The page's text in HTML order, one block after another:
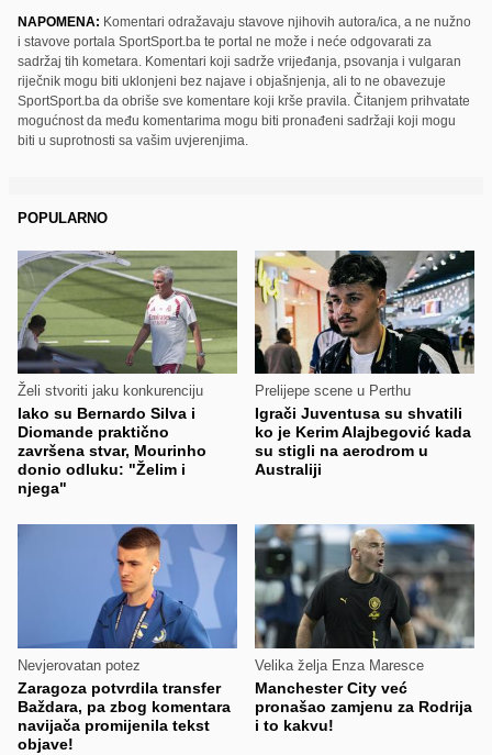
NAPOMENA: Komentari odražavaju stavove njihovih autora/ica, a ne nužno
i stavove portala SportSport.ba te portal ne može i neće odgovarati za
sadržaj tih kometara. Komentari koji sadrže vrijeđanja, psovanja i vulgaran
riječnik mogu biti uklonjeni bez najave i objašnjenja, ali to ne obavezuje
SportSport.ba da obriše sve komentare koji krše pravila. Čitanjem prihvatate
mogućnost da među komentarima mogu biti pronađeni sadržaji koji mogu
biti u suprotnosti sa vašim uvjerenjima.
POPULARNO
Želi stvoriti jaku konkurenciju
Iako su Bernardo Silva i
Diomande praktično
završena stvar, Mourinho
donio odluku: "Želim i
njega"
Prelijepe scene u Perthu
Igrači Juventusa su shvatili
ko je Kerim Alajbegović kada
su stigli na aerodrom u
Australiji
Nevjerovatan potez
Zaragoza potvrdila transfer
Baždara, pa zbog komentara
navijača promijenila tekst
objave!
Velika želja Enza Maresce
Manchester City već
pronašao zamjenu za Rodrija
i to kakvu!